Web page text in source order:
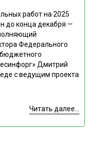
работ на 2025
до конца декабря —
Федерального
Дмитрий
с ведущим проекта
Читать далее...